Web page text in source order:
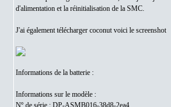
d'alimentation et la réinitialisation de la SMC.
J'ai également télécharger coconut voici le screenshot
Informations de la batterie :
Informations sur le modèle :
Nº de série : DP-ASMB016-38d8-2ea4